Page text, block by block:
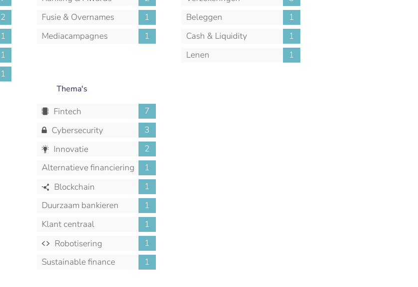
2
1
1
1
Fusie & Overnames
1
Mediacampagnes
1
Beleggen
1
Cash & Liquidity
Management
1
Lenen
1
Thema's
Fintech
7
Cybersecurity
3
Innovatie
2
Alternatieve financiering
1
Blockchain
1
Duurzaam bankieren
1
Klant centraal
1
Robotisering
1
Sustainable finance
1